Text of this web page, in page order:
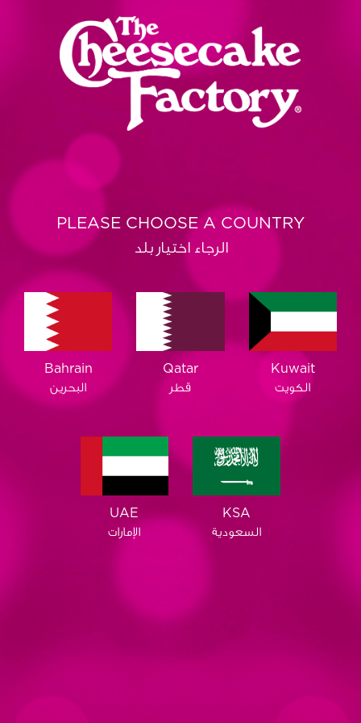
PLEASE CHOOSE A COUNTRY
الرجاء اختيار بلد
Bahrain
البحرين
Qatar
قطر
Kuwait
الكويت
UAE
الإمارات
KSA
السعودية